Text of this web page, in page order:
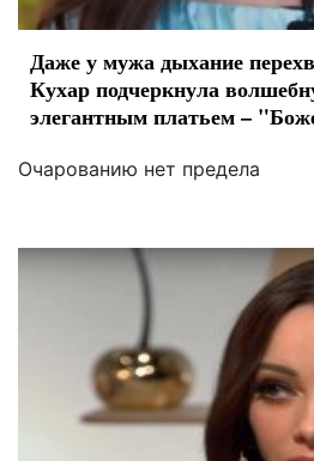
Даже у мужа дыхание
Кухар подчеркнула
элегантным платьем –
Очарованию нет предела